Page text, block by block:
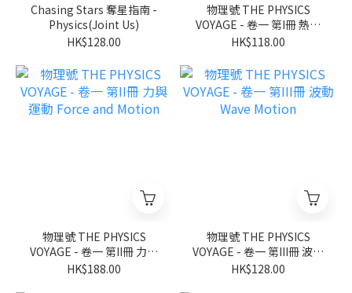
Chasing Stars 奪星指南 -
Physics(Joint Us)
HK$128.00
物理號 THE PHYSICS
VOYAGE - 卷一 第I冊 熱和
氣體 Heat and Gas
HK$118.00
物理號 THE PHYSICS
VOYAGE - 卷一 第II冊 力與
運動 Force and Motion
HK$188.00
物理號 THE PHYSICS
VOYAGE - 卷一 第III冊 波動
Wave Motion
HK$128.00